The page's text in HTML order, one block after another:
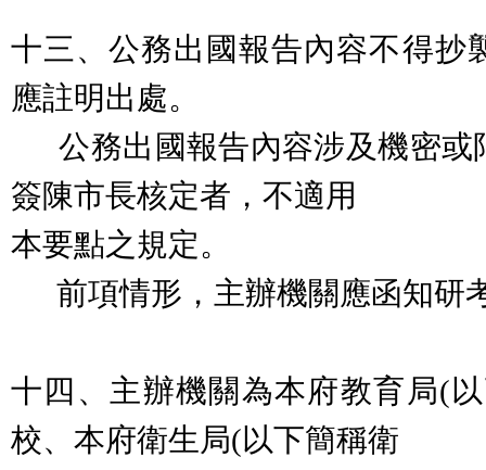
十三、公務出國報告內容不得抄
應註明出處。
公務出國報告內容涉及機密或
簽陳市長核定者，不適用
本要點之規定。
前項情形，主辦機關應函知研
十四、主辦機關為本府教育局(
校、本府衛生局(以下簡稱衛